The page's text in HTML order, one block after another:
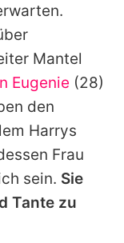
Mantel
Eugenie (28)
den
Harrys
Frau
sein. Sie
Tante zu